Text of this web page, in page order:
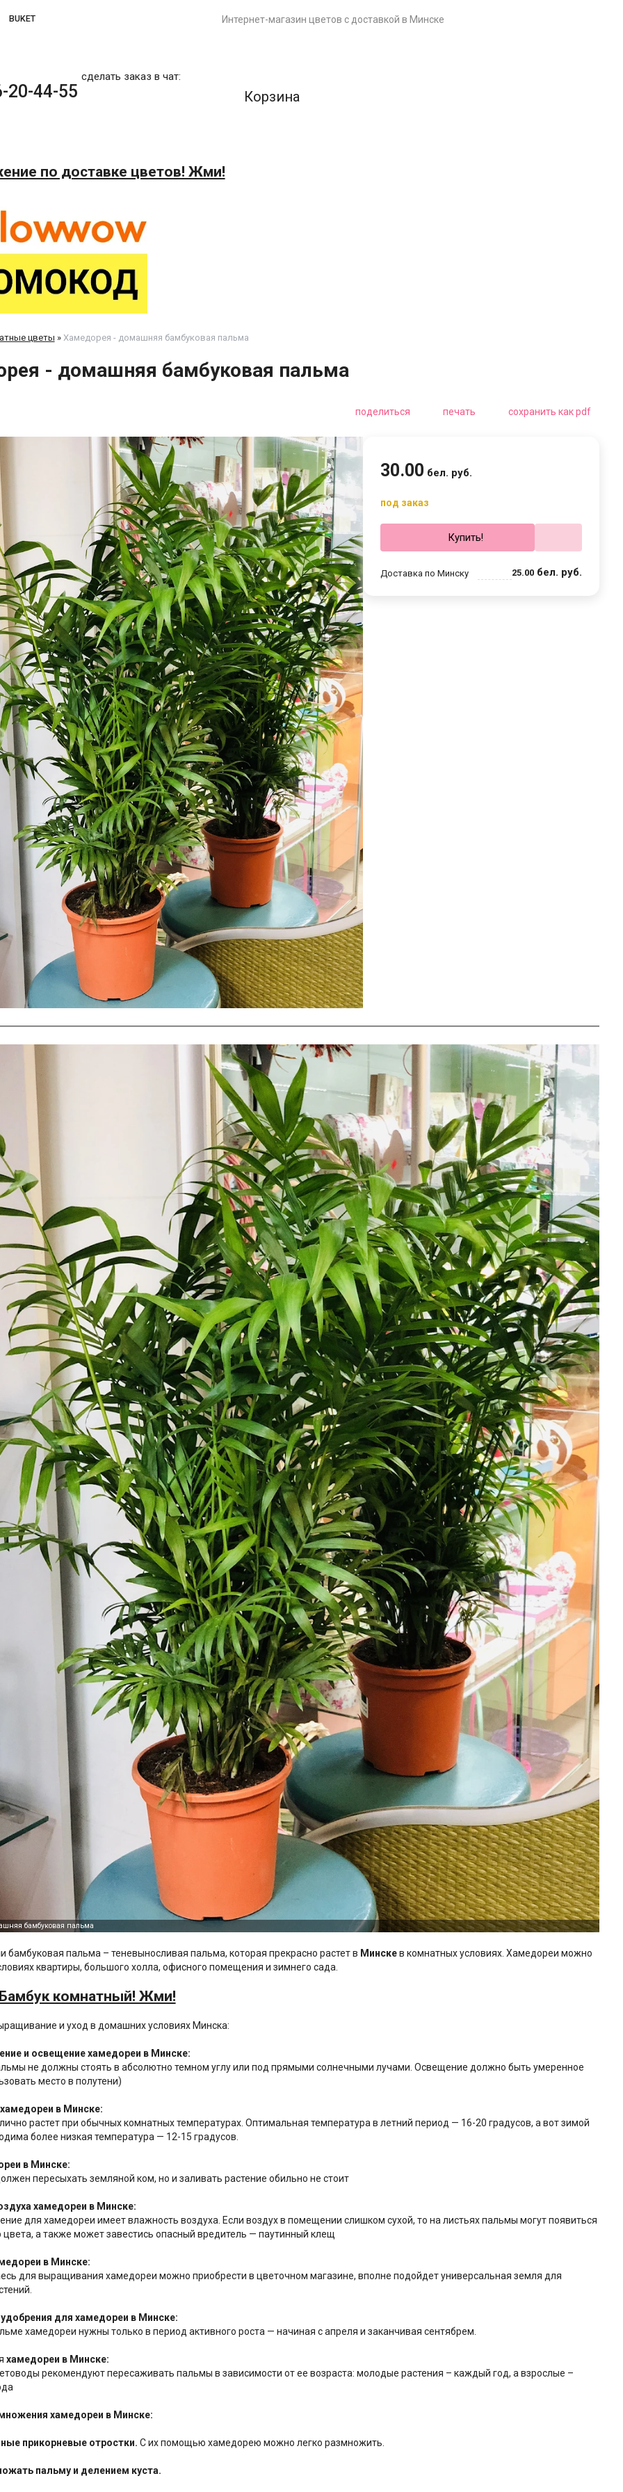
BUKET Интернет-магазин цветов c доставкой в Минске
20-44-55
сделать заказ в чат:
Корзина
по доставке цветов! Жми!
цветы » Хамедорея - домашняя бамбуковая пальма
- домашняя бамбуковая пальма
поделиться печать сохранить как pdf
30.00 бел. руб.
под заказ
Купить!
Доставка по Минску 25.00 бел. руб.
бамбуковая пальма – теневыносливая пальма, которая прекрасно растет в Минскев комнатных условиях. Хамедореи можно
квартиры, большого холла, офисного помещения и зимнего сада.
комнатный! Жми!
и уход в домашних условиях Минска:
и освещение хамедореи в Минске:
не должны стоять в абсолютно темном углу или под прямыми солнечными лучами. Освещение должно быть умеренное
место в полутени)
в Минске:
растет при обычных комнатных температурах. Оптимальная температура в летний период — 16-20 градусов, а вот зимой
более низкая температура — 12-15 градусов.
в Минске:
пересыхать земляной ком, но и заливать растение обильно не стоит
хамедореи в Минске:
для хамедореи имеет влажность воздуха. Если воздух в помещении слишком сухой, то на листьях пальмы могут появиться
цвета, а также может завестись опасный вредитель — паутинный клещ
в Минске:
для выращивания хамедореи можно приобрести в цветочном магазине, вполне подойдет универсальная земля для
для хамедореи в Минске:
хамедореи нужны только в период активного роста — начиная с апреля и заканчивая сентябрем.
хамедореи в Минске:
рекомендуют пересаживать пальмы в зависимости от ее возраста: молодые растения – каждый год, а взрослые –
хамедореи в Минске:
прикорневые отростки. С их помощью хамедорею можно легко размножить.
пальму и делением куста.